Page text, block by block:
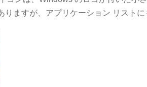
ますが、アプリケーション リストに